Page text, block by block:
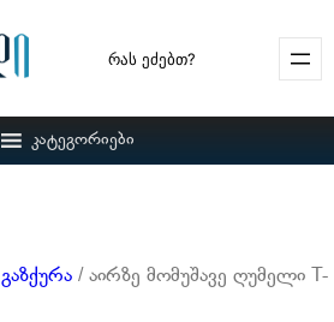
Search
კატეგორიები
გაზქურა / აირზე მომუშავე ღუმელი T-